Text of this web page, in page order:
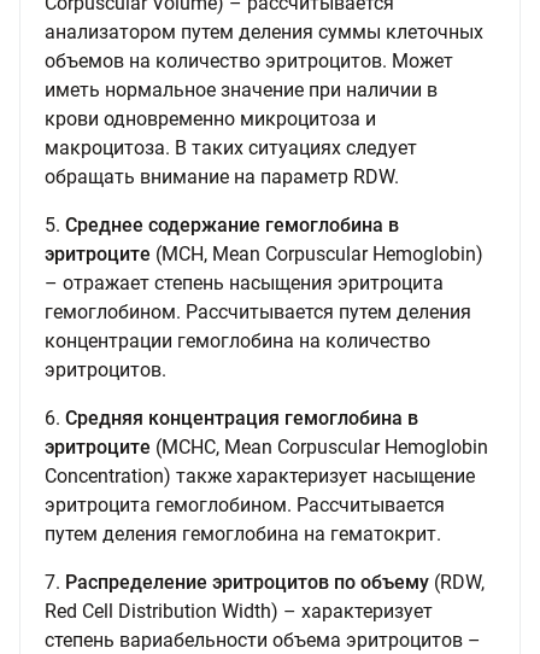
анализатором путем деления суммы клеточных
объемов на количество эритроцитов. Может
иметь нормальное значение при наличии в
крови одновременно микроцитоза и
макроцитоза. В таких ситуациях следует
обращать внимание на параметр RDW.
5. Среднее содержание гемоглобина в
эритроците (MCH, Mean Corpuscular Hemoglobin)
– отражает степень насыщения эритроцита
гемоглобином. Рассчитывается путем деления
концентрации гемоглобина на количество
эритроцитов.
6. Средняя концентрация гемоглобина в
эритроците (MCHC, Mean Corpuscular Hemoglobin
Concentration) также характеризует насыщение
эритроцита гемоглобином. Рассчитывается
путем деления гемоглобина на гематокрит.
7. Распределение эритроцитов по объему (RDW,
Red Cell Distribution Width) – характеризует
степень вариабельности объема эритроцитов –